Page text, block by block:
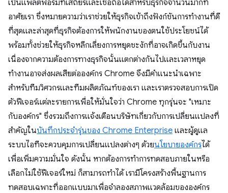
เป็นแพลตฟอร์มที่เสถียรและเชื่อถือได้สำหรับธุรกิจจำนวนมากที่
อาศัยเรา ซึ่งหมายความว่าเราช่วยให้ธุรกิจเข้าถึงฟังก์ชันการทำงานที่ดี
ที่สุดและล่าสุดที่ธุรกิจต้องการให้พนักงานของตนใช้ประโยชน์ได้
พร้อมทั้งช่วยให้ธุรกิจหลีกเลี่ยงการหยุดชะงักที่อาจเกิดขึ้นกับงาน
เนื่องจากความต้องการทางธุรกิจนั้นแตกต่างกันไปและเวลาหยุด
ทำงานอาจส่งผลเสียต่อองค์กร Chrome จึงมีคำแนะนำเฉพาะ
สำหรับทีมวิศวกรและทีมผลิตภัณฑ์ของเรา และเราตรวจสอบการเปิด
ตัวฟีเจอร์แต่ละรายการเพื่อให้มั่นใจว่า Chrome ทุกรุ่นจะ "เหมาะ
กับองค์กร" ซึ่งรวมถึงการแจ้งเตือนบริษัทเกี่ยวกับการเปลี่ยนแปลงที่
สำคัญในบันทึกประจำรุ่นของ Chrome Enterprise และผู้ดูแล
ระบบไอทีจะควบคุมการเปลี่ยนแปลงต่างๆ ด้วยนโยบายองค์กรได้
เพื่อเพิ่มความมั่นใจ ดังนั้น หากต้องการทำการทดสอบภายในหรือ
เลือกไม่ใช้ฟีเจอร์ใหม่ ก็สามารถทำได้ เรามีโครงสร้างพื้นฐานการ
ทดสอบเฉพาะที่ออกแบบมาเพื่อจำลองสภาพแวดล้อมขององค์กร